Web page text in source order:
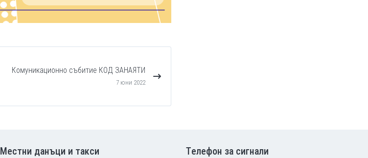
Комуникационно събитие КОД ЗАНАЯТИ
7 юни 2022
Местни данъци и такси Tелефон за сигнали